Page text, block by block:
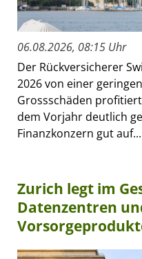
06.08.2026, 08:15 Uhr
Der Rückversicherer
2026 von einer
Grossschäden
dem Vorjahr deutlich
Finanzkonzern gut auf...
Zurich legt im
Datenzentren